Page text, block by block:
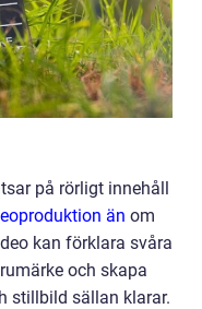
på rörligt innehåll
än om
kan förklara svåra
och skapa
stillbild sällan klarar.